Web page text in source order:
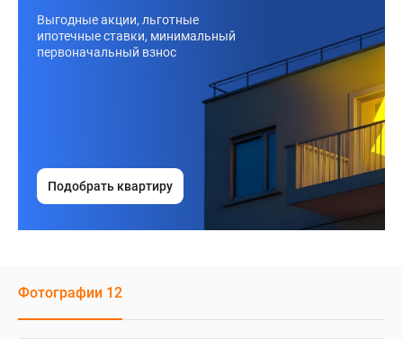
Выгодные акции, льготные
ипотечные ставки, минимальный
первоначальный взнос
Подобрать квартиру
Фотографии 12